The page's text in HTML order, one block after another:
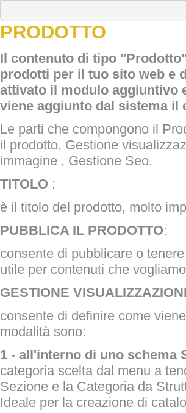
PRODOTTO
Il contenuto di tipo
prodotti per il tuo sito web e
attivato il modulo aggiuntivo
viene aggiunto dal sistema
Le parti che compongono il
il prodotto, Gestione
immagine , Gestione Seo.
TITOLO :
è il titolo del prodotto, molto
PUBBLICA IL PRODOTTO:
consente di pubblicare o
utile per contenuti che
GESTIONE
consente di definire come
modalità sono:
1 - all'interno di uno schema
categoria scelta dal menu a
Sezione e la Categoria da
Ideale per la creazione di